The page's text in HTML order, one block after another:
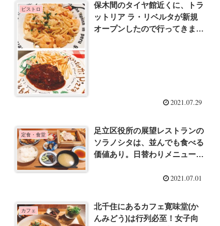
ビストロ
保木間のタイヤ館近くに、トラ
ットリア ラ・リベルタが新規
オープンしたので行ってきまし
2021.07.29
定食・食堂
足立区役所の展望レストランの
ソラノシタは、並んでも食べる
価値あり。日替わりメニューも
2021.07.01
カフェ
北千住にあるカフェ寛味堂(か
んみどう)は行列必至！女子向